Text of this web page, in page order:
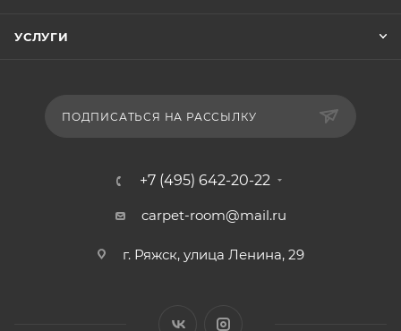
УСЛУГИ
ПОДПИСАТЬСЯ НА РАССЫЛКУ
+7 (495) 642-20-22
carpet-room@mail.ru
г. Ряжск, улица Ленина, 29